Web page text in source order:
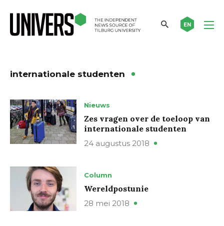
EN
internationale studenten
Nieuws
Zes vragen over de toeloop van
internationale studenten
24 augustus 2018
Column
Wereldpostunie
28 mei 2018